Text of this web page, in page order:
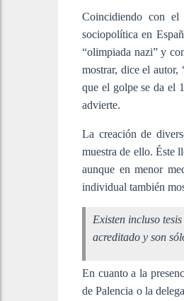
Coincidiendo con el
sociopolítica en
“olimpiada nazi” y
mostrar, dice el autor,
que el golpe se da el
advierte.
La creación de
muestra de ello. Éste
aunque en menor
individual también
Existen incluso
acreditado y son
En cuanto a la
de Palencia o la